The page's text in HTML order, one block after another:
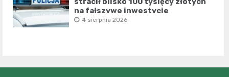
na fałszywe inwestycje
4 sierpnia 2026